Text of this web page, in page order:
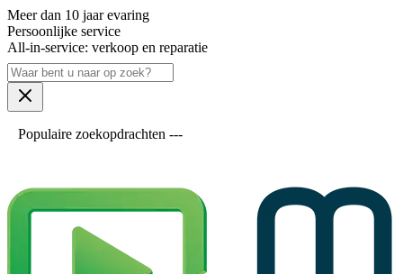
Meer dan 10 jaar evaring
Persoonlijke service
All-in-service: verkoop en reparatie
Populaire zoekopdrachten ---